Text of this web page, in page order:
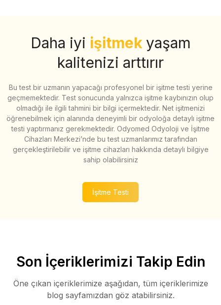
Daha iyi işitmek yaşam
kalitenizi arttırır
Bu test bir uzmanın yapacağı profesyonel bir işitme testi yerine
geçmemektedir. Test sonucunda yalnızca işitme kaybınızın olup
olmadığı ile ilgili tahmini bir bilgi içermektedir. Net işitmenizi
öğrenebilmek için alanında deneyimli bir odyoloğa detaylı işitme
testi yaptırmanız gerekmektedir. Odyomed Odyoloji ve İşitme
Cihazları Merkezi’nde bu test uzmanlarımız tarafından
gerçekleştirilebilir ve işitme cihazları hakkında detaylı bilgiye
sahip olabilirsiniz
İşitme Testi
Son İçeriklerimizi Takip Edin
Öne çıkan içeriklerimize aşağıdan, tüm içeriklerimize
blog sayfamızdan göz atabilirsiniz.